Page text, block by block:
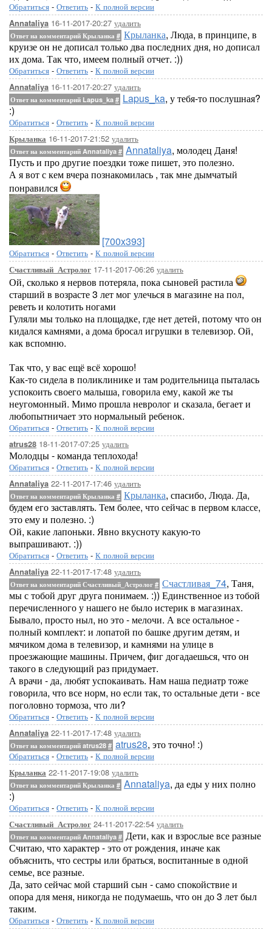
Обратиться - Ответить - К полной версии
Annataliya 16-11-2017-20:27 удалить
Ответ на комментарий Крыланка # Крыланка, Люда, в принципе, в
круизе он не дописал только два последних дня, но дописал
их дома. Так что, имеем полный отчет. :))
Обратиться - Ответить - К полной версии
Annataliya 16-11-2017-20:27 удалить
Ответ на комментарий Lapus_ka # Lapus_ka, у тебя-то послушная?
:)
Обратиться - Ответить - К полной версии
Крыланка 16-11-2017-21:52 удалить
Ответ на комментарий Annataliya # Annataliya, молодец Даня!
Пусть и про другие поездки тоже пишет, это полезно.
А я вот с кем вчера познакомилась , так мне дымчатый
понравился
[700x393]
Обратиться - Ответить - К полной версии
Счастливый_Астролог 17-11-2017-06:26 удалить
Ой, сколько я нервов потеряла, пока сыновей растила
старший в возрасте 3 лет мог улечься в магазине на пол,
реветь и колотить ногами
Гуляли мы только на площадке, где нет детей, потому что он
кидался камнями, а дома бросал игрушки в телевизор. Ой,
как вспомню.
Так что, у вас ещё всё хорошо!
Как-то сидела в поликлинике и там родительница пыталась
успокоить своего малыша, говорила ему, какой же ты
неугомонный. Мимо прошла невролог и сказала, бегает и
любопытничает это нормальный ребенок.
Обратиться - Ответить - К полной версии
atrus28 18-11-2017-07:25 удалить
Молодцы - команда теплохода!
Обратиться - Ответить - К полной версии
Annataliya 22-11-2017-17:46 удалить
Ответ на комментарий Крыланка # Крыланка, спасибо, Люда. Да,
будем его заставлять. Тем более, что сейчас в первом классе,
это ему и полезно. :)
Ой, какие лапоньки. Явно вкусноту какую-то
выпрашивают. :))
Обратиться - Ответить - К полной версии
Annataliya 22-11-2017-17:48 удалить
Ответ на комментарий Счастливый_Астролог # Счастливая_74, Таня,
мы с тобой друг друга понимаем. :)) Единственное из тобой
перечисленного у нашего не было истерик в магазинах.
Бывало, просто ныл, но это - мелочи. А все остальное -
полный комплект: и лопатой по башке другим детям, и
мячиком дома в телевизор, и камнями на улице в
проезжающие машины. Причем, фиг догадаешься, что он
такого в следующий раз придумает.
А врачи - да, любят успокаивать. Нам наша педиатр тоже
говорила, что все норм, но если так, то остальные дети - все
поголовно тормоза, что ли?
Обратиться - Ответить - К полной версии
Annataliya 22-11-2017-17:48 удалить
Ответ на комментарий atrus28 # atrus28, это точно! :)
Обратиться - Ответить - К полной версии
Крыланка 22-11-2017-19:08 удалить
Ответ на комментарий Крыланка # Annataliya, да еды у них полно
:)
Обратиться - Ответить - К полной версии
Счастливый_Астролог 24-11-2017-22:54 удалить
Ответ на комментарий Annataliya # Дети, как и взрослые все разные
Считаю, что характер - это от рождения, иначе как
объяснить, что сестры или браться, воспитанные в одной
семье, все разные.
Да, зато сейчас мой старший сын - само спокойствие и
опора для меня, никогда не подумаешь, что он до 3 лет был
таким.
Обратиться - Ответить - К полной версии